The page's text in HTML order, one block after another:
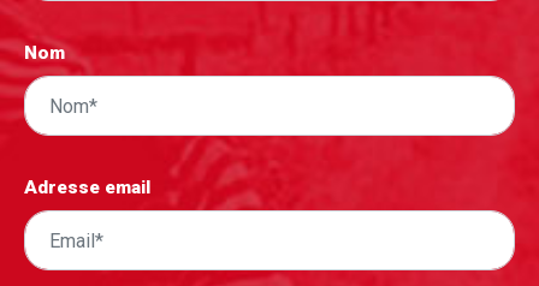
Nom
Adresse email